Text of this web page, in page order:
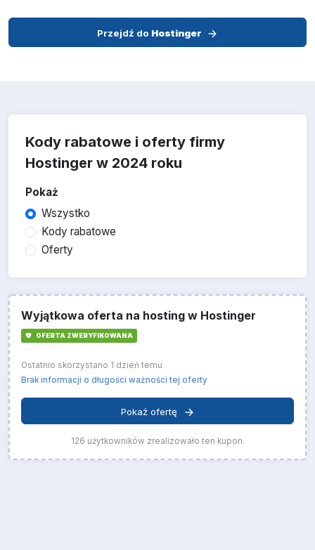
Przejdź do Hostinger
Kody rabatowe i oferty firmy
Hostinger w 2024 roku
Pokaż
Wszystko
Kody rabatowe
Oferty
Wyjątkowa oferta na hosting w Hostinger
OFERTA ZWERYFIKOWANA
Ostatnio skorzystano 1 dzień temu
Brak informacji o długości ważności tej oferty
Pokaż ofertę
126 użytkowników zrealizowało ten kupon.